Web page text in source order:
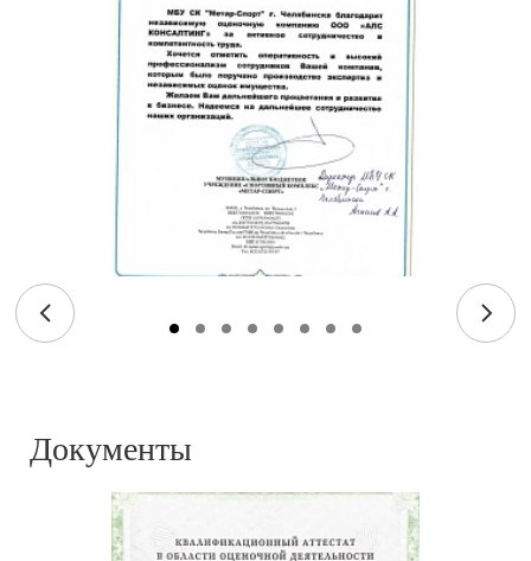
Документы